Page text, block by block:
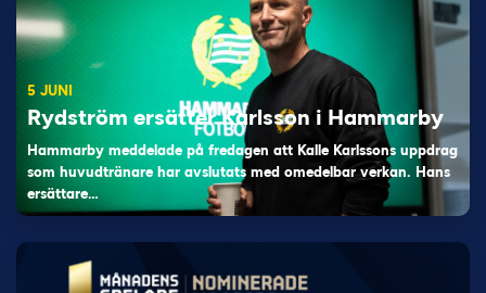
5 JUNI
Rydström ersätter Karlsson i Hammarby
Hammarby meddelade på fredagen att Kalle Karlssons uppdrag
som huvudtränare har avslutats med omedelbar verkan. Hans
ersättare…